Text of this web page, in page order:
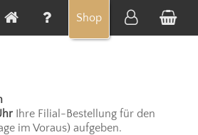
Shop
Ihre Filial-Bestellung für den
im Voraus) aufgeben.